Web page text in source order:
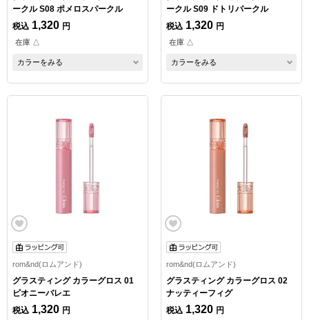
ークル S08 ポメロスパークル
税込 1,320 円
在庫 △
カラーをみる
ークル S09 ドトリパークル
税込 1,320 円
在庫 △
カラーをみる
rom&nd(ロムアンド)
グラスティング カラーグロス 01
ピオニーバレエ
税込 1,320 円
rom&nd(ロムアンド)
グラスティング カラーグロス 02
ナッティーフィグ
税込 1,320 円